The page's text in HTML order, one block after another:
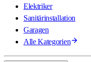
Elektriker
Sanitärinstallation
Garagen
Alle Kategorien